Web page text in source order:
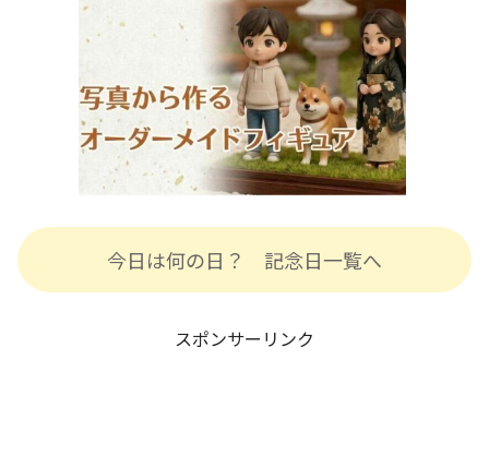
今日は何の日？ 記念日一覧へ
スポンサーリンク